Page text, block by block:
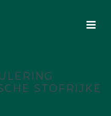
STOFRIJKE